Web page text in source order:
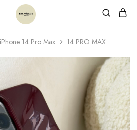
iPhone 14 Pro Max 14 PRO MAX